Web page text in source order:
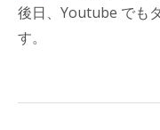
後日、Youtube でも
す。